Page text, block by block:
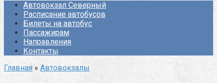
Автовокзал Северный
Расписание автобусов
Билеты на автобус
Пассажирам
Направления
Контакты
Главная » Автовокзалы